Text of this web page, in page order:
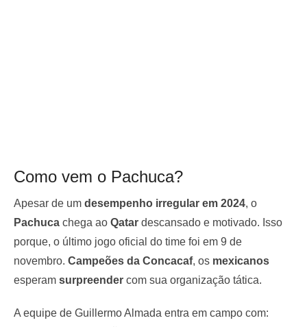
Como vem o Pachuca?
Apesar de um desempenho irregular em 2024, o
Pachuca chega ao Qatar descansado e motivado. Isso
porque, o último jogo oficial do time foi em 9 de
novembro. Campeões da Concacaf, os mexicanos
esperam surpreender com sua organização tática.
A equipe de Guillermo Almada entra em campo com: